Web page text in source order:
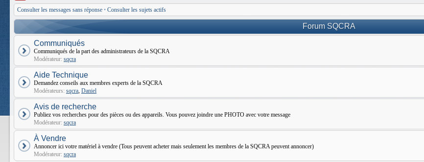
Consulter les messages sans réponse • Consulter les sujets actifs
Forum SQCRA
Communiqués
Communiqués de la part des administrateurs de la SQCRA
Modérateur: sqcra
Aide Technique
Demandez conseils aux membres experts de la SQCRA
Modérateurs: sqcra, Daniel
Avis de recherche
Publiez vos recherches pour des pièces ou des appareils. Vous pouvez joindre une PHOTO avec votre message
Modérateur: sqcra
À Vendre
Annoncer ici votre matériel à vendre (Tous peuvent acheter mais seulement les membres de la SQCRA peuvent annoncer)
Modérateur: sqcra